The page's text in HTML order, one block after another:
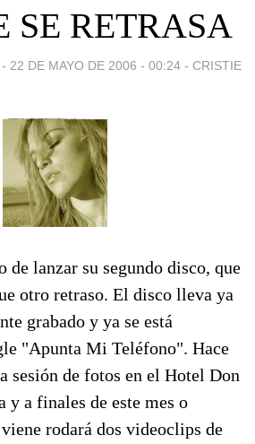
SE RETRASA
22 DE MAYO DE 2006 - 00:24 - CRISTIE
de lanzar su segundo disco, que
otro retraso. El disco lleva ya
grabado y ya se está
"Apunta Mi Teléfono". Hace
sesión de fotos en el Hotel Don
y a finales de este mes o
rodará dos videoclips de